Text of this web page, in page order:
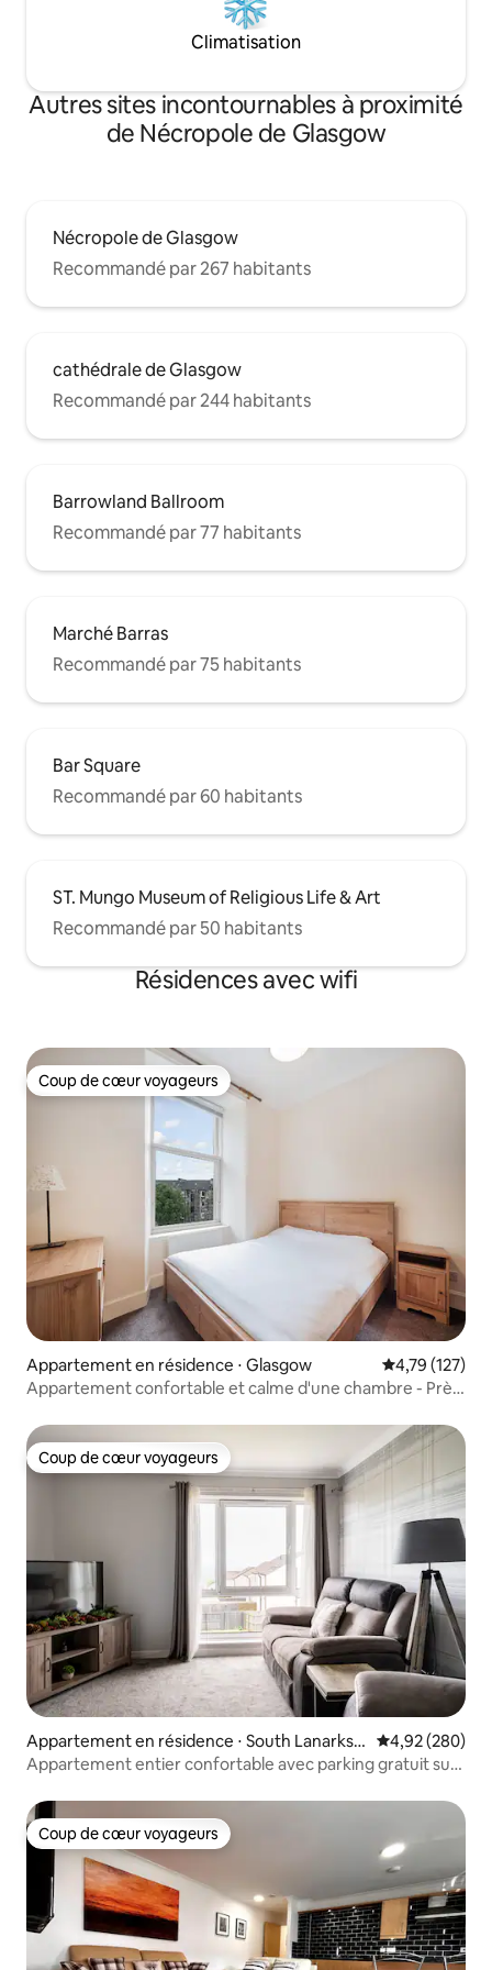
Climatisation
Autres sites incontournables à proximité
de Nécropole de Glasgow
Nécropole de Glasgow
Recommandé par 267 habitants
cathédrale de Glasgow
Recommandé par 244 habitants
Barrowland Ballroom
Recommandé par 77 habitants
Marché Barras
Recommandé par 75 habitants
Bar Square
Recommandé par 60 habitants
ST. Mungo Museum of Religious Life & Art
Recommandé par 50 habitants
Résidences avec wifi
Coup de cœur voyageurs
Coup de cœur voyageurs
Appartement en résidence ⋅ Glasgow Évaluation
4,79 (127)
Appartement confortable et calme d'une chambre - Près
Coup de cœur voyageurs
Coup de cœur voyageurs
Appartement en résidence ⋅ South Lanarkshi
re
Évaluation
4,92 (280)
Appartement entier confortable avec parking gratuit sur
Coup de cœur voyageurs
Coup de cœur voyageurs